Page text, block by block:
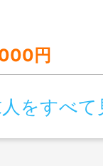
円
をすべて